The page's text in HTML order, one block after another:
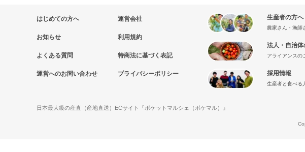
はじめての方へ
お知らせ
よくある質問
運営へのお問い合わせ
運営会社
利用規約
特商法に基づく表記
プライバシーポリシー
生産者の方へ
農家さん・漁師
法人・自治体
アライアンスの
採用情報
生産者と食べる
日本最大級の産直（産地直送）ECサイト『ポケットマルシェ（ポケマル）』